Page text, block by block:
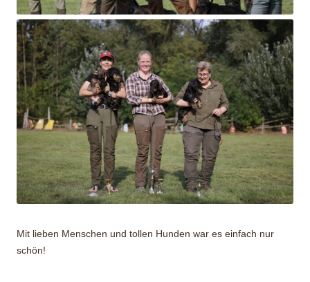
Mit lieben Menschen und tollen Hunden war es einfach nur
schön!